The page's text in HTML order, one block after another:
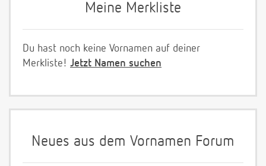
Meine Merkliste
Du hast noch keine Vornamen auf deiner
Merkliste! Jetzt Namen suchen
Neues aus dem Vornamen Forum